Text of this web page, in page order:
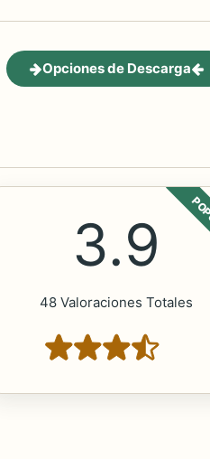
Opciones de Descarga
3.9
48 Valoraciones Totales